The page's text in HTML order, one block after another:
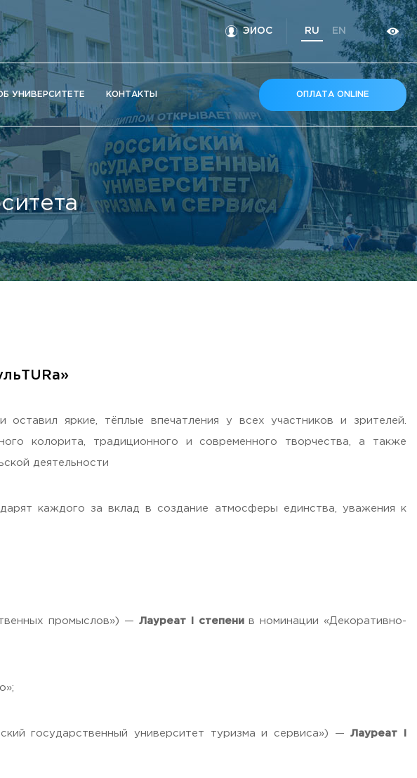
ЭИОС RU EN
УНИВЕРСИТЕТЕ КOНТАКТЫ ОПЛАТА ONLINE
яркие, тёплые впечатления у всех участников и зрителей.
колорита, традиционного и современного творчества, а также
деятельности
каждого за вклад в создание атмосферы единства, уважения к
промыслов») — Лауреат I степенив номинации «Декоративно-
государственный университет туризма и сервиса») — Лауреат I